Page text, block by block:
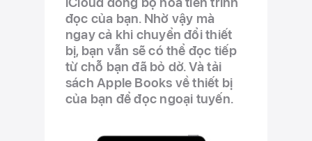
đọc của bạn. Nhờ vậy mà
ngay cả khi chuyển đổi thiết
bị, bạn vẫn sẽ có thể đọc tiếp
từ chỗ bạn đã bỏ dở. Và tải
sách Apple Books về thiết bị
của bạn để đọc ngoại tuyến.